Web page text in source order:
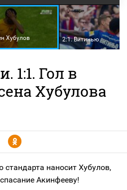
Хубулов 2:1. Витинью
1:1. Гол в
Хубулова
Y
стандарта наносит Хубулов,
Акинфееву!